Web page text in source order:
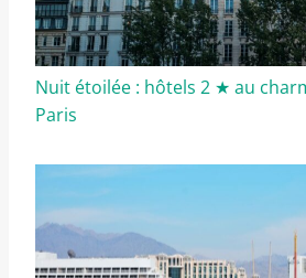
Nuit étoilée : hôtels 2 ★ au
Paris